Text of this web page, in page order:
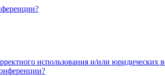
использования и/или юридических